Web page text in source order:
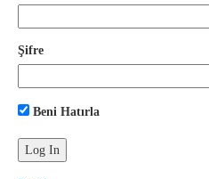
Şifre
Beni Hatırla